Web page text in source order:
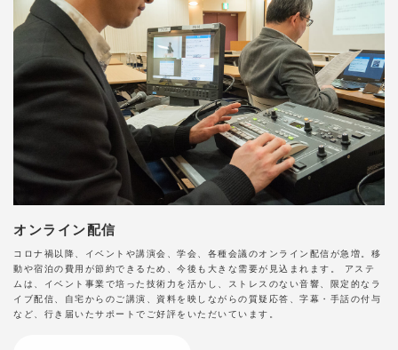
オンライン配信
コロナ禍以降、イベントや講演会、学会、各種会議のオンライン配信が急増。移
動や宿泊の費用が節約できるため、今後も大きな需要が見込まれます。 アステ
ムは、イベント事業で培った技術力を活かし、ストレスのない音響、限定的なラ
イブ配信、自宅からのご講演、資料を映しながらの質疑応答、字幕・手話の付与
など、行き届いたサポートでご好評をいただいています。